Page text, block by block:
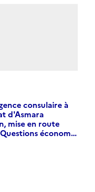
consulaire à
d'Asmara
mise en route
économ…